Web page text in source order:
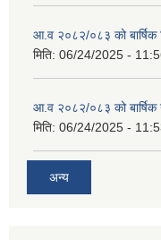
आ.व २०८२/०८३ को बार्षिक
मिति: 06/24/2025 -
आ.व २०८२/०८३ को बार्षिक
मिति: 06/24/2025 -
अन्य